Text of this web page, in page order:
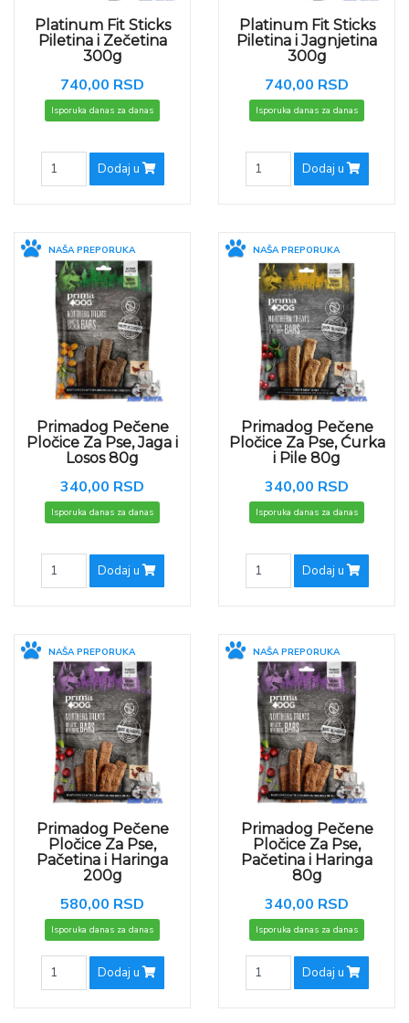
Platinum Fit Sticks
Piletina i Zečetina
300g
740,00 RSD
Isporuka danas za danas
Dodaj u
Platinum Fit Sticks
Piletina i Jagnjetina
300g
740,00 RSD
Isporuka danas za danas
Dodaj u
NAŠA PREPORUKA
Primadog Pečene
Pločice Za Pse, Jaga i
Losos 80g
340,00 RSD
Isporuka danas za danas
Dodaj u
NAŠA PREPORUKA
Primadog Pečene
Pločice Za Pse, Ćurka
i Pile 80g
340,00 RSD
Isporuka danas za danas
Dodaj u
NAŠA PREPORUKA
Primadog Pečene
Pločice Za Pse,
Pačetina i Haringa
200g
580,00 RSD
Isporuka danas za danas
Dodaj u
NAŠA PREPORUKA
Primadog Pečene
Pločice Za Pse,
Pačetina i Haringa
80g
340,00 RSD
Isporuka danas za danas
Dodaj u